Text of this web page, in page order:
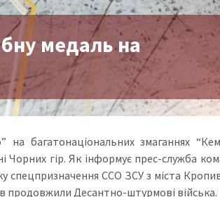
медаль на
на багатонаціональних змаганнях
Чорних гір. Як інформує прес-служба
спецпризначення ССО ЗСУ з міста
продовжили Десантно-штурмові війська.